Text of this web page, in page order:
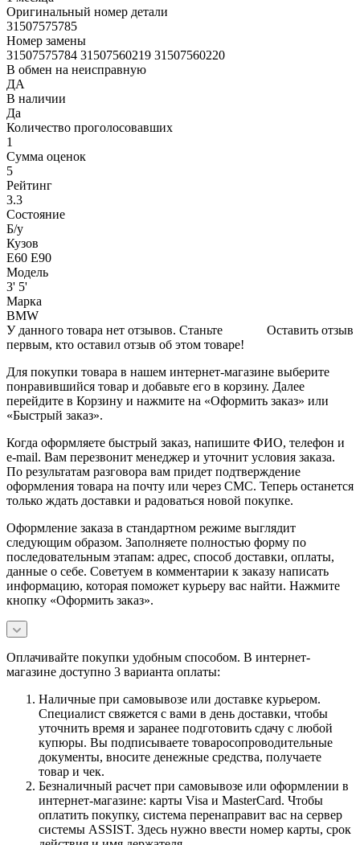
Оригинальный номер детали
31507575785
Номер замены
31507575784 31507560219 31507560220
В обмен на неисправную
ДА
В наличии
Да
Количество проголосовавших
1
Сумма оценок
5
Рейтинг
3.3
Состояние
Б/y
Кузов
Е60 Е90
Модель
3' 5'
Марка
BMW
Оставить отзыв
У данного товара нет отзывов. Станьте
первым, кто оставил отзыв об этом товаре!
Для покупки товара в нашем интернет-магазине выберите
понравившийся товар и добавьте его в корзину. Далее
перейдите в Корзину и нажмите на «Оформить заказ» или
«Быстрый заказ».
Когда оформляете быстрый заказ, напишите ФИО, телефон и
e-mail. Вам перезвонит менеджер и уточнит условия заказа.
По результатам разговора вам придет подтверждение
оформления товара на почту или через СМС. Теперь останется
только ждать доставки и радоваться новой покупке.
Оформление заказа в стандартном режиме выглядит
следующим образом. Заполняете полностью форму по
последовательным этапам: адрес, способ доставки, оплаты,
данные о себе. Советуем в комментарии к заказу написать
информацию, которая поможет курьеру вас найти. Нажмите
кнопку «Оформить заказ».
Оплачивайте покупки удобным способом. В интернет-
магазине доступно 3 варианта оплаты:
Наличные при самовывозе или доставке курьером.
Специалист свяжется с вами в день доставки, чтобы
уточнить время и заранее подготовить сдачу с любой
купюры. Вы подписываете товаросопроводительные
документы, вносите денежные средства, получаете
товар и чек.
Безналичный расчет при самовывозе или оформлении в
интернет-магазине: карты Visa и MasterCard. Чтобы
оплатить покупку, система перенаправит вас на сервер
системы ASSIST. Здесь нужно ввести номер карты, срок